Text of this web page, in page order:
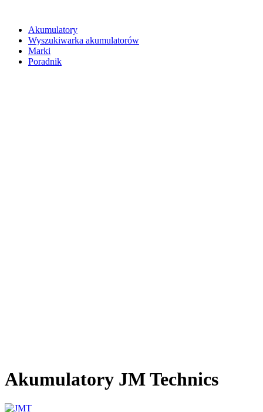
Akumulatory
Wyszukiwarka akumulatorów
Marki
Poradnik
Akumulatory JM Technics